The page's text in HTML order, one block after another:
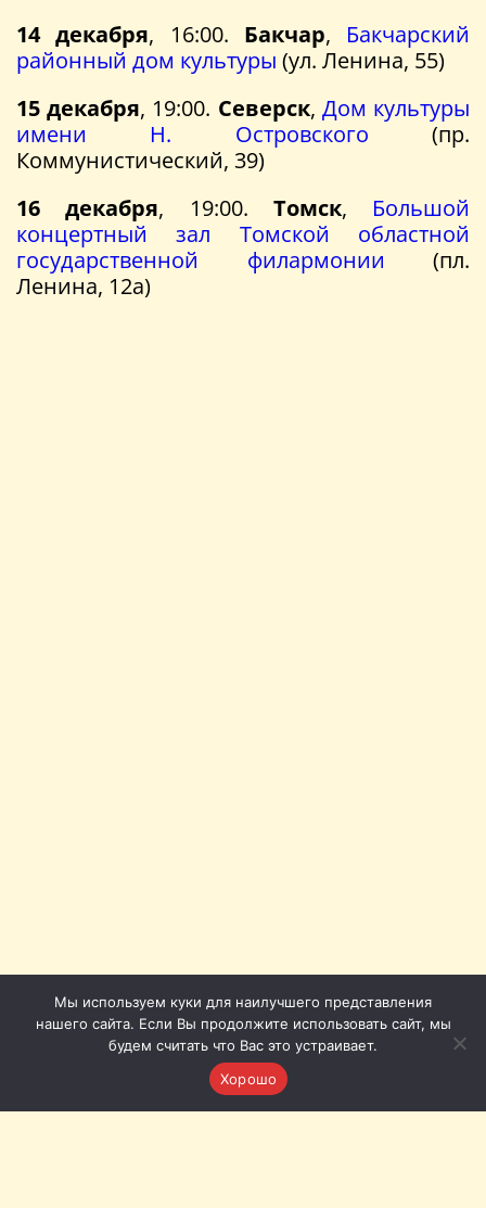
14 декабря, 16:00. Бакчар, Бакчарский
районный дом культуры (ул. Ленина, 55)
15 декабря, 19:00. Северск, Дом культуры
имени Н. Островского (пр.
Коммунистический, 39)
16 декабря, 19:00. Томск, Большой
концертный зал Томской областной
государственной филармонии (пл.
Ленина, 12а)
Мы используем куки для наилучшего представления
нашего сайта. Если Вы продолжите использовать сайт, мы
будем считать что Вас это устраивает.
Хорошо